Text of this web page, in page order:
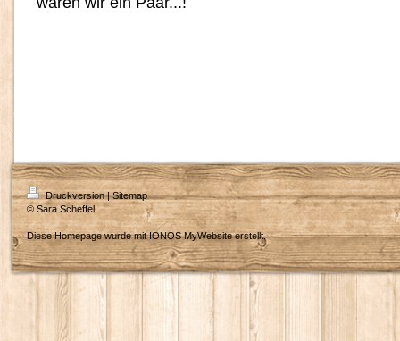
Druckversion| Sitemap
© Sara Scheffel
Diese Homepage wurde mitIONOS MyWebsiteerstellt.